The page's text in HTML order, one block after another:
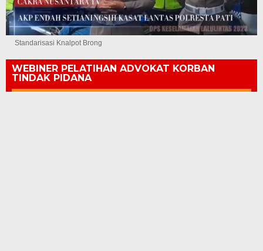
Standarisasi Knalpot Brong
WEBINER PELATIHAN ADVOKAT KORBAN
TINDAK PIDANA